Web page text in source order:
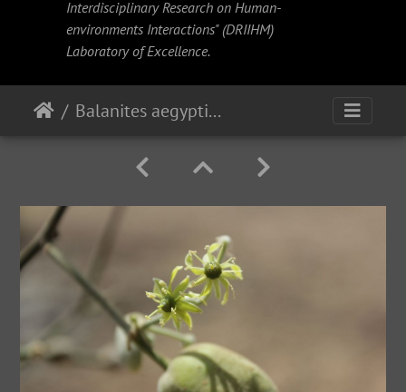
Interdisciplinary Research on Human-
environments Interactions" (DRIIHM)
Laboratory of Excellence.
Balanites aegyptiaca